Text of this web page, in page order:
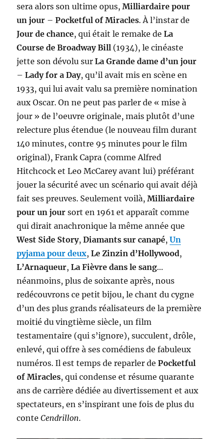
sera alors son ultime opus,Milliardaire pour
un jour –Pocketful of Miracles. À l’instar de
Jour de chance, qui était le remake deLa
Course de Broadway Bill (1934), le cinéaste
jette son dévolu surLa Grande dame d’un jour
–Lady for a Day, qu’il avait mis en scène en
1933, qui lui avait valu sa première nomination
aux Oscar. On ne peut pas parler de « mise à
jour » de l’oeuvre originale, mais plutôt d’une
relecture plus étendue (le nouveau film durant
140 minutes, contre 95 minutes pour le film
original), Frank Capra (comme Alfred
Hitchcock et Leo McCarey avant lui) préférant
jouer la sécurité avec un scénario qui avait déjà
fait ses preuves. Seulement voilà,Milliardaire
pour un joursort en 1961 et apparaît comme
qui dirait anachronique la même année que
West Side Story,Diamants sur canapé,Un
pyjama pour deux,Le Zinzin d’Hollywood,
L’Arnaqueur,La Fièvre dans le sang…
néanmoins, plus de soixante après, nous
redécouvrons ce petit bijou, le chant du cygne
d’un des plus grands réalisateurs de la première
moitié du vingtième siècle, un film
testamentaire (qui s’ignore), succulent, drôle,
enlevé, qui offre à ses comédiens de fabuleux
numéros. Il est temps de reparler dePocketful
of Miracles, qui condense et résume quarante
ans de carrière dédiée au divertissement et aux
spectateurs, en s’inspirant une fois de plus du
conteCendrillon.